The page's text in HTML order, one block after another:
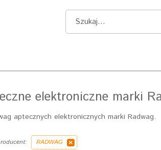
elektroniczne marki
aptecznych elektronicznych marki Radwag.
RADWAG